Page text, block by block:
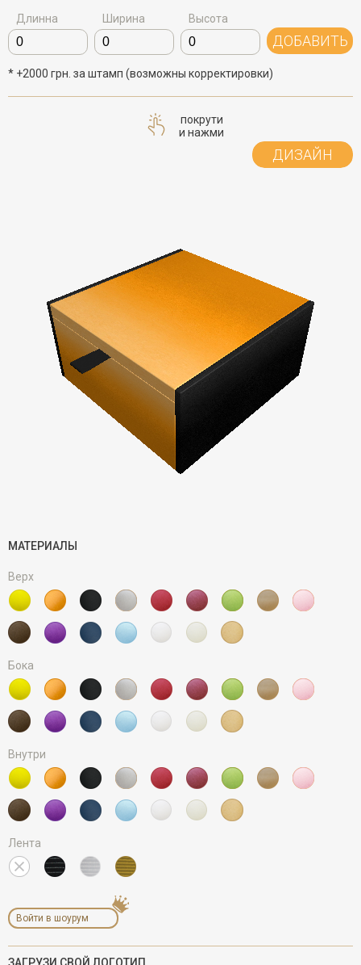
Длинна
Ширина Высота
ДОБАВИТЬ
* +2000 грн. за штамп (возможны корректировки)
покрути
и нажми
ДИЗАЙН
МАТЕРИАЛЫ
Верх
Бока
Внутри
Лента
Войти в шоурум